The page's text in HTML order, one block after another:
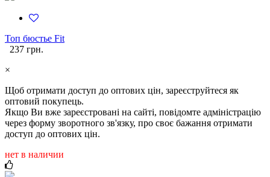
Топ бюстье Fit
237 грн.
×
Щоб отримати доступ до оптових цін, зареєструйтеся як
оптовий покупець.
Якщо Ви вже зареєстровані на сайті, повідомте адміністрацію
через форму зворотного зв'язку, про своє бажання отримати
доступ до оптових цін.
нет в наличии